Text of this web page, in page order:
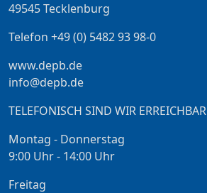
49545 Tecklenburg
Telefon +49 (0) 5482 93 98-0
www.depb.de
info@depb.de
TELEFONISCH SIND WIR ERREICHBAR
Montag - Donnerstag
9:00 Uhr - 14:00 Uhr
Freitag